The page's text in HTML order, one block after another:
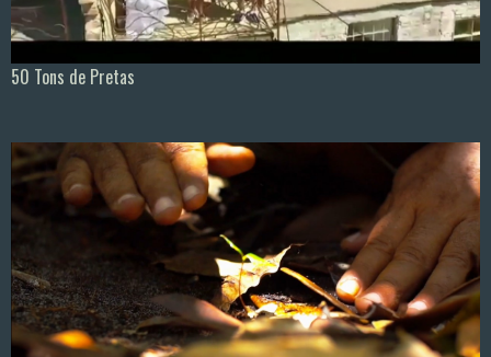
50 Tons de Pretas